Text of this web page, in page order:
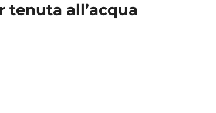
tenuta all’acqua